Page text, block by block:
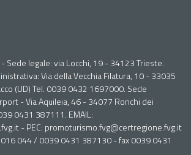
Sede legale: via Locchi, 19 - 34123 Trieste.
Via della Vecchia Filatura, 10 - 33035
(UD) Tel. 0039 0432 1697000. Sede
- Via Aquileia, 46 - 34077 Ronchi dei
0431 387111. EMAIL:
- PEC: promoturismo.fvg@certregione.fvg.it
044 / 0039 0431 387130 - fax 0039 0431